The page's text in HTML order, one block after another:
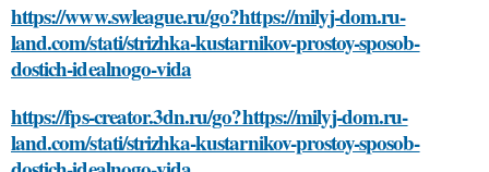
https://www.swleague.ru/go?https://milyj-dom.ru-
land.com/stati/strizhka-kustarnikov-prostoy-sposob-
dostich-idealnogo-vida
https://fps-creator.3dn.ru/go?https://milyj-dom.ru-
land.com/stati/strizhka-kustarnikov-prostoy-sposob-